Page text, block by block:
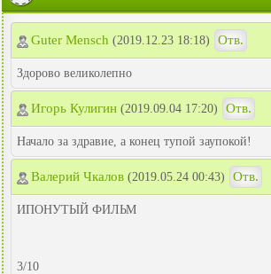
Guter Mensch (2019.12.23 18:18) Отв.
Здорово великолепно
Игорь Кулигин (2019.09.04 17:20) Отв.
Начало за здравие, а конец тупой заупокой!
Валерий Чкалов (2019.05.24 00:43) Отв.
ИПОНУТЫЙ ФИЛЬМ
3/10